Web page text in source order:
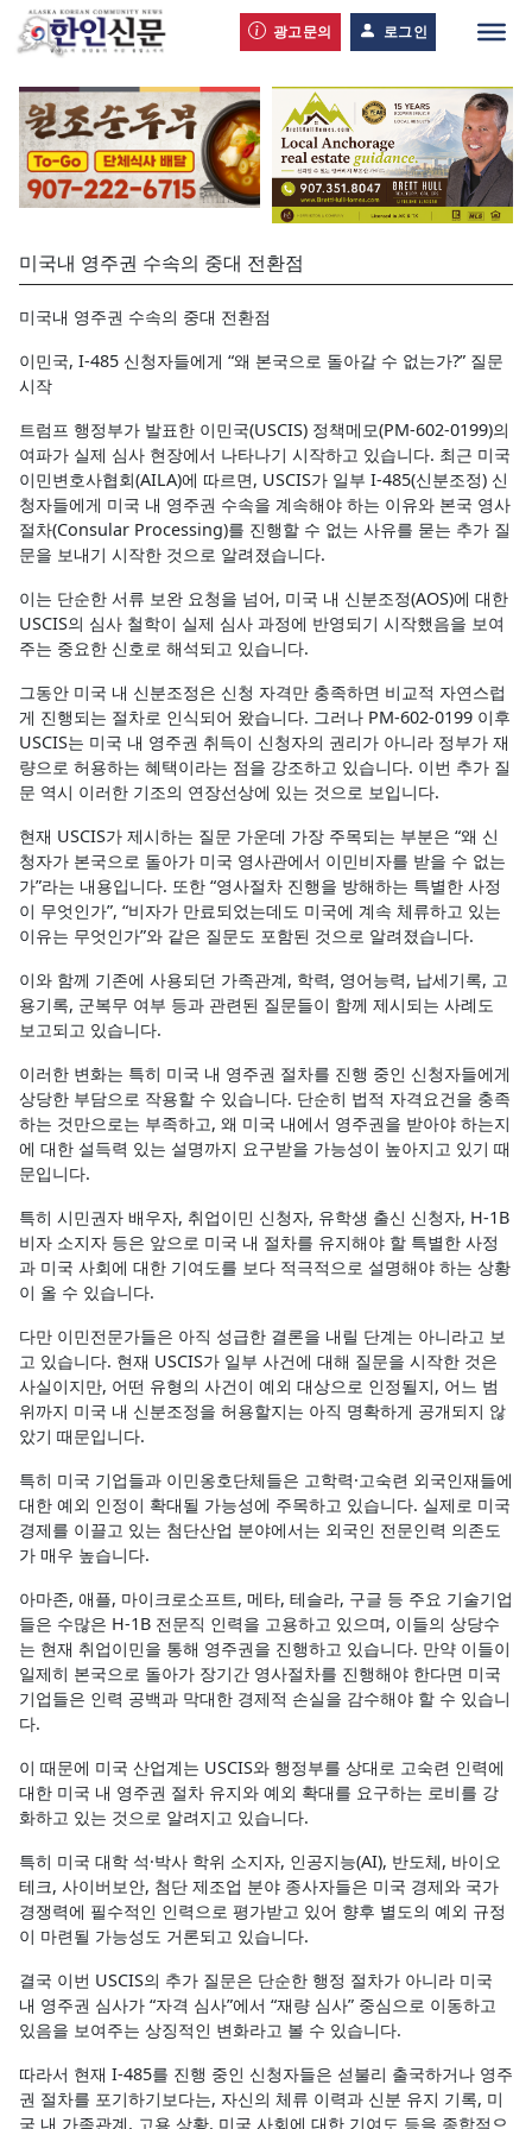
광고문의 로그인
미국내 영주권 수속의 중대 전환점
미국내 영주권 수속의 중대 전환점
이민국, I-485 신청자들에게 “왜 본국으로 돌아갈 수 없는가?” 질문
시작
트럼프 행정부가 발표한 이민국(USCIS) 정책메모(PM-602-0199)의
여파가 실제 심사 현장에서 나타나기 시작하고 있습니다. 최근 미국
이민변호사협회(AILA)에 따르면, USCIS가 일부 I-485(신분조정) 신
청자들에게 미국 내 영주권 수속을 계속해야 하는 이유와 본국 영사
절차(Consular Processing)를 진행할 수 없는 사유를 묻는 추가 질
문을 보내기 시작한 것으로 알려졌습니다.
이는 단순한 서류 보완 요청을 넘어, 미국 내 신분조정(AOS)에 대한
USCIS의 심사 철학이 실제 심사 과정에 반영되기 시작했음을 보여
주는 중요한 신호로 해석되고 있습니다.
그동안 미국 내 신분조정은 신청 자격만 충족하면 비교적 자연스럽
게 진행되는 절차로 인식되어 왔습니다. 그러나 PM-602-0199 이후
USCIS는 미국 내 영주권 취득이 신청자의 권리가 아니라 정부가 재
량으로 허용하는 혜택이라는 점을 강조하고 있습니다. 이번 추가 질
문 역시 이러한 기조의 연장선상에 있는 것으로 보입니다.
현재 USCIS가 제시하는 질문 가운데 가장 주목되는 부분은 “왜 신
청자가 본국으로 돌아가 미국 영사관에서 이민비자를 받을 수 없는
가”라는 내용입니다. 또한 “영사절차 진행을 방해하는 특별한 사정
이 무엇인가”, “비자가 만료되었는데도 미국에 계속 체류하고 있는
이유는 무엇인가”와 같은 질문도 포함된 것으로 알려졌습니다.
이와 함께 기존에 사용되던 가족관계, 학력, 영어능력, 납세기록, 고
용기록, 군복무 여부 등과 관련된 질문들이 함께 제시되는 사례도
보고되고 있습니다.
이러한 변화는 특히 미국 내 영주권 절차를 진행 중인 신청자들에게
상당한 부담으로 작용할 수 있습니다. 단순히 법적 자격요건을 충족
하는 것만으로는 부족하고, 왜 미국 내에서 영주권을 받아야 하는지
에 대한 설득력 있는 설명까지 요구받을 가능성이 높아지고 있기 때
문입니다.
특히 시민권자 배우자, 취업이민 신청자, 유학생 출신 신청자, H-1B
비자 소지자 등은 앞으로 미국 내 절차를 유지해야 할 특별한 사정
과 미국 사회에 대한 기여도를 보다 적극적으로 설명해야 하는 상황
이 올 수 있습니다.
다만 이민전문가들은 아직 성급한 결론을 내릴 단계는 아니라고 보
고 있습니다. 현재 USCIS가 일부 사건에 대해 질문을 시작한 것은
사실이지만, 어떤 유형의 사건이 예외 대상으로 인정될지, 어느 범
위까지 미국 내 신분조정을 허용할지는 아직 명확하게 공개되지 않
았기 때문입니다.
특히 미국 기업들과 이민옹호단체들은 고학력·고숙련 외국인재들에
대한 예외 인정이 확대될 가능성에 주목하고 있습니다. 실제로 미국
경제를 이끌고 있는 첨단산업 분야에서는 외국인 전문인력 의존도
가 매우 높습니다.
아마존, 애플, 마이크로소프트, 메타, 테슬라, 구글 등 주요 기술기업
들은 수많은 H-1B 전문직 인력을 고용하고 있으며, 이들의 상당수
는 현재 취업이민을 통해 영주권을 진행하고 있습니다. 만약 이들이
일제히 본국으로 돌아가 장기간 영사절차를 진행해야 한다면 미국
기업들은 인력 공백과 막대한 경제적 손실을 감수해야 할 수 있습니
다.
이 때문에 미국 산업계는 USCIS와 행정부를 상대로 고숙련 인력에
대한 미국 내 영주권 절차 유지와 예외 확대를 요구하는 로비를 강
화하고 있는 것으로 알려지고 있습니다.
특히 미국 대학 석·박사 학위 소지자, 인공지능(AI), 반도체, 바이오
테크, 사이버보안, 첨단 제조업 분야 종사자들은 미국 경제와 국가
경쟁력에 필수적인 인력으로 평가받고 있어 향후 별도의 예외 규정
이 마련될 가능성도 거론되고 있습니다.
결국 이번 USCIS의 추가 질문은 단순한 행정 절차가 아니라 미국
내 영주권 심사가 “자격 심사”에서 “재량 심사” 중심으로 이동하고
있음을 보여주는 상징적인 변화라고 볼 수 있습니다.
따라서 현재 I-485를 진행 중인 신청자들은 섣불리 출국하거나 영주
권 절차를 포기하기보다는, 자신의 체류 이력과 신분 유지 기록, 미
국 내 가족관계, 고용 상황, 미국 사회에 대한 기여도 등을 종합적으